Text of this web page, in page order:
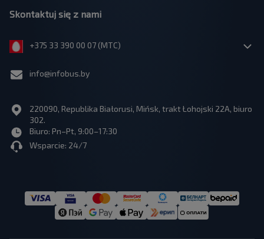
Skontaktuj się z nami
+375 33 390 00 07 (МТС)
info@infobus.by
220090, Republika Białorusi, Mińsk, trakt Łohojski 22A, biuro
302.
Biuro: Pn–Pt, 9:00–17:30
Wsparcie: 24/7